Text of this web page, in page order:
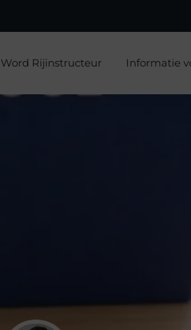
Word Rijinstructeur Informatie